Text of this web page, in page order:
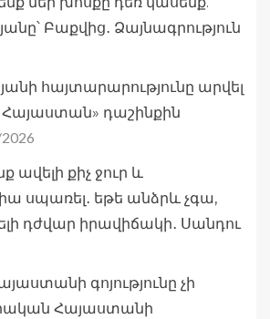
Բաքվից․ Ձայնագրություն
հայտարարությունը արվել
Հայաստան» դաշինքին
ավելի քիչ ջուր և
սպառել․ եթե անձրև չգա,
դժվար իրավիճակի․ Սանդու
գոյությունը չի
Հայաստանի